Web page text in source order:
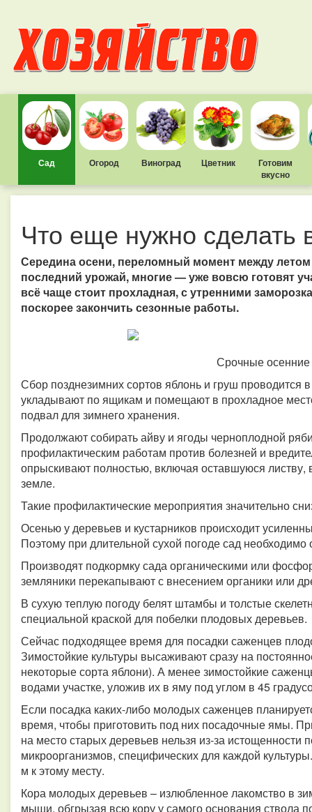
Сад Огород Виноград Цветник
Готовим
вкусно
Что еще нужно сделать
Середина осени, переломный момент между
последний урожай, многие — уже вовсю готовят
всё чаще стоит прохладная, с утренними
поскорее закончить сезонные работы.
Срочные
Сбор позднезимних сортов яблонь и груш проводится
укладывают по ящикам и помещают в прохладное
подвал для зимнего хранения.
Продолжают собирать айву и ягоды черноплодной
профилактическим работам против болезней и
опрыскивают полностью, включая оставшуюся листву,
земле.
Такие профилактические мероприятия значительно
Осенью у деревьев и кустарников происходит
Поэтому при длительной сухой погоде сад необходимо
Производят подкормку сада органическими или
земляники перекапывают с внесением органики или
В сухую теплую погоду белят штамбы и толстые
специальной краской для побелки плодовых деревьев.
Сейчас подходящее время для посадки саженцев
Зимостойкие культуры высаживают сразу на
некоторые сорта яблони). А менее зимостойкие
водами участке, уложив их в яму под углом в 45
Если посадка каких-либо молодых саженцев
время, чтобы приготовить под них посадочные ямы.
на место старых деревьев нельзя из-за
микроорганизмов, специфических для каждой
м к этому месту.
Кора молодых деревьев – излюбленное лакомство в
мыши, обгрызая всю кору у самого основания ствола